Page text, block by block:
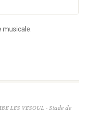
musicale.
LES VESOUL - Stade de